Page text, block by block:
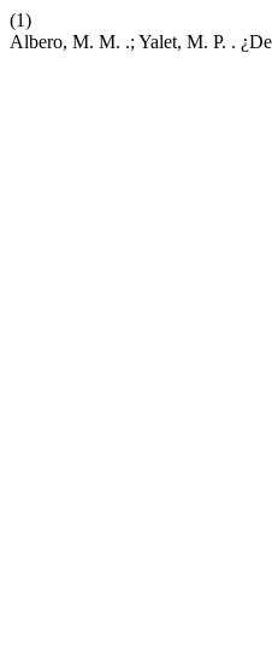
(1)
Albero, M. M. .; Yalet, M. P. .